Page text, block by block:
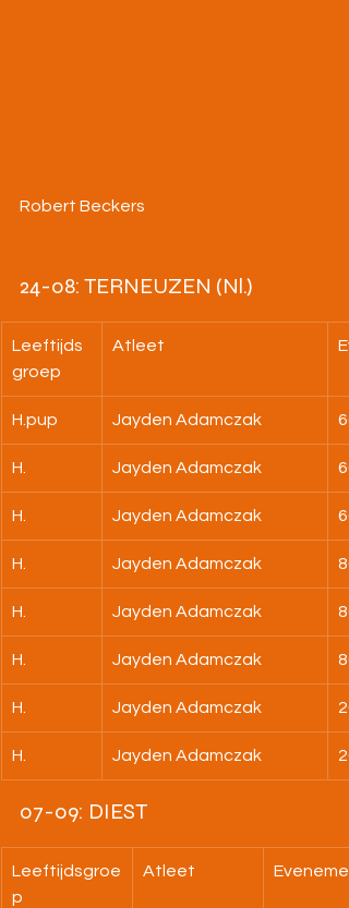
Robert Beckers
24-08: TERNEUZEN (Nl.)
Leeftijds
groep
Atleet
H.pup Jayden Adamczak
H. Jayden Adamczak
H. Jayden Adamczak
H. Jayden Adamczak
H. Jayden Adamczak
H. Jayden Adamczak
H. Jayden Adamczak
H. Jayden Adamczak
07-09: DIEST
Leeftijdsgroe
p
Atleet